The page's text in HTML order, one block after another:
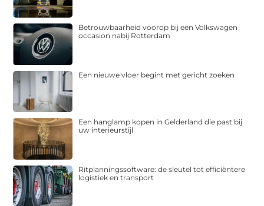
Betrouwbaarheid voorop bij een Volkswagen
occasion nabij Rotterdam
Een nieuwe vloer begint met gericht zoeken
Een hanglamp kopen in Gelderland die past bij
uw interieurstijl
Ritplanningssoftware: de sleutel tot efficiëntere
logistiek en transport